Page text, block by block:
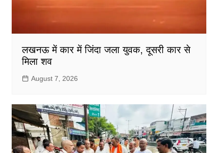
लखनऊ में कार में जिंदा जला युवक, दूसरी कार से
मिला शव
August 7, 2026